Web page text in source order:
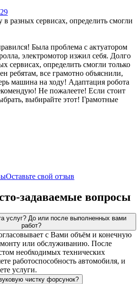
разных сервисах, определить смогли
Была проблема с актуатором
электромотор изжил себя. Долго
сервисах, определить смогли только
ребятам, все грамотно объяснили,
машина на ходу! Адаптация робота
Не пожалеете! Если стоит
выбирайте этот! Грамотные
Оставьте свой отзыв
задаваемые вопросы
услуг? До или после выполненных вами
работ?
с Вами объём и конечную
или обслуживанию. После
необходимых технических
работоспособность автомобиля, и
услуги.
чистку форсунок?